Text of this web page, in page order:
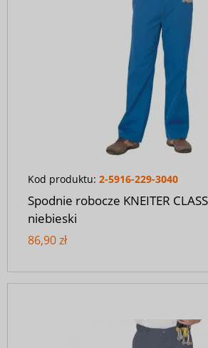
Kod produktu: 2-5916-229-3040
Spodnie robocze KNEITER
niebieski
86,90 zł